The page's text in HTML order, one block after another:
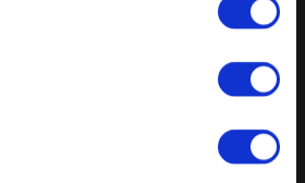
Baumaschinen, Ausrüstung
Wir bieten für einen kürzeren